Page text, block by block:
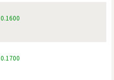
0.1600
0.1700